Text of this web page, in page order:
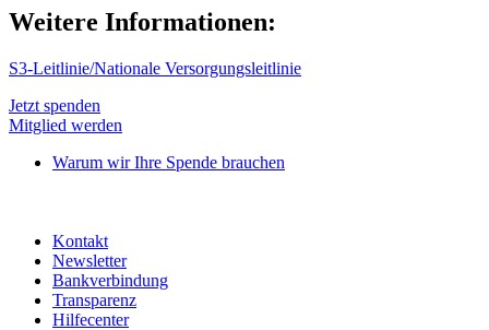
Weitere Informationen:
S3-Leitlinie/Nationale Versorgungsleitlinie
Jetzt spenden
Mitglied werden
Warum wir Ihre Spende brauchen
Kontakt
Newsletter
Bankverbindung
Transparenz
Hilfecenter